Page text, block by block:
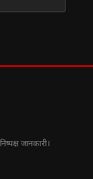
जानकारी।